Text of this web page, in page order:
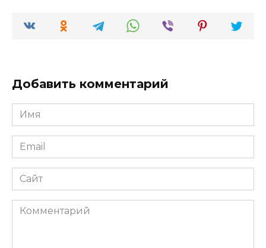
Добавить комментарий
Имя
*
Email
*
Сайт
Комментарий